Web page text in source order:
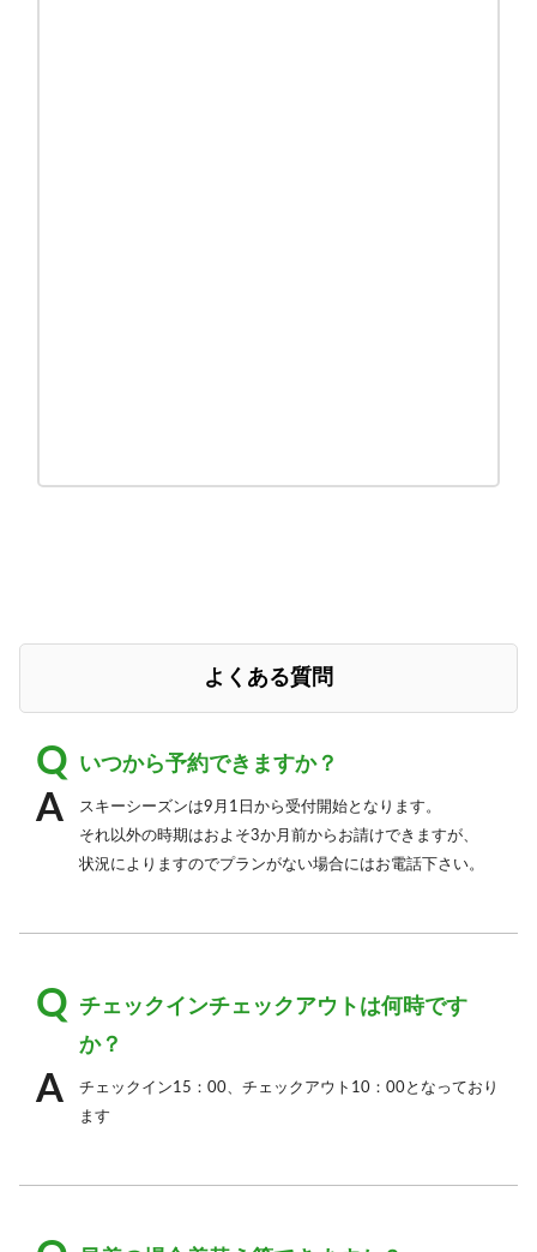
よくある質問
いつから予約できますか？
スキーシーズンは9月1日から受付開始となります。
それ以外の時期はおよそ3か月前からお請けできますが、
状況によりますのでプランがない場合にはお電話下さい。
チェックインチェックアウトは何時です
か？
チェックイン15：00、チェックアウト10：00となっており
ます